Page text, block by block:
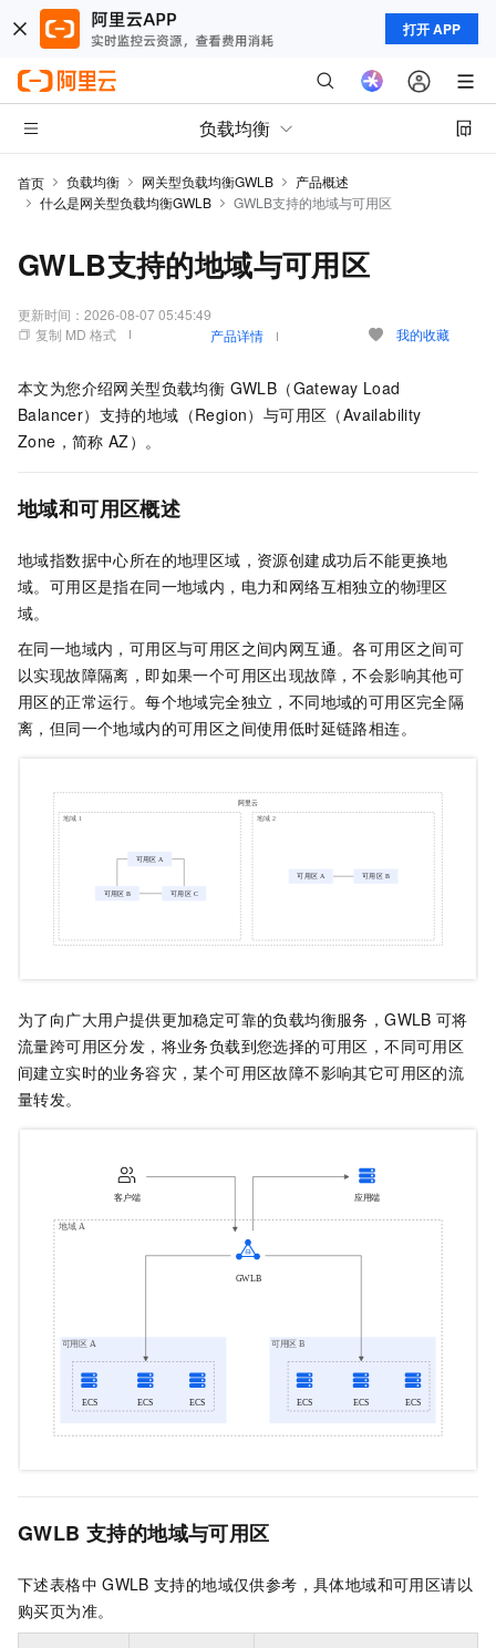
打开 APP
负载均衡
首页 负载均衡 网关型负载均衡GWLB
产品概述
什么是网关型负载均衡GWLB
GWLB支持的地域与可用区
GWLB支持的地域与可用区
更新时间： 2026-08-07 05:45:49
复制 MD 格式
产品详情 我的收藏
本文为您介绍网关型负载均衡 GWLB（Gateway Load
Balancer） 支持的地域（Region）与可用区（Availability
Zone，简称 AZ）。
地域和可用区概述
地域指数据中心所在的地理区域，资源创建成功后不能更换地
域。可用区是指在同一地域内，电力和网络互相独立的物理区
域。
在同一地域内，可用区与可用区之间内网互通。各可用区之间可
以实现故障隔离，即如果一个可用区出现故障，不会影响其他可
用区的正常运行。每个地域完全独立，不同地域的可用区完全隔
离，但同一个地域内的可用区之间使用低时延链路相连。
为了向广大用户提供更加稳定可靠的负载均衡服务，GWLB 可将
流量跨可用区分发，将业务负载到您选择的可用区，不同可用区
间建立实时的业务容灾，某个可用区故障不影响其它可用区的流
量转发。
GWLB 支持的地域与可用区
下述表格中 GWLB 支持的地域仅供参考，具体地域和可用区请以
购买页为准。